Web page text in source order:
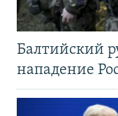
Балтийский
нападение